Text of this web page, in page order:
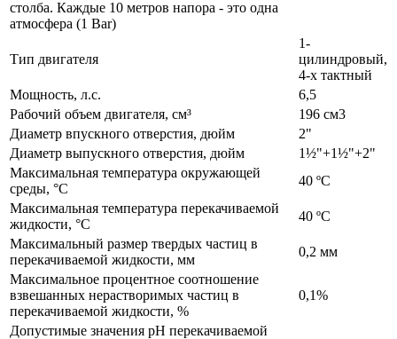
столба. Каждые 10 метров напора - это одна
атмосфера (1 Bar)
Тип двигателя
1-
цилиндровый,
4-х тактный
Мощность, л.с.
6,5
Рабочий объем двигателя, см³
196 см3
Диаметр впускного отверстия, дюйм
2"
Диаметр выпускного отверстия, дюйм
1½"+1½"+2"
Максимальная температура окружающей
среды, °C
40 ºС
Максимальная температура перекачиваемой
жидкости, °C
40 ºС
Максимальный размер твердых частиц в
перекачиваемой жидкости, мм
0,2 мм
Максимальное процентное соотношение
взвешанных нерастворимых частиц в
перекачиваемой жидкости, %
0,1%
Допустимые значения pH перекачиваемой